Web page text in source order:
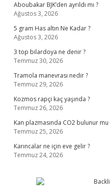
Aboubakar BJK’den ayrıldı mı ?
Ağustos 3, 2026
5 gram Has altın Ne Kadar ?
Ağustos 3, 2026
3 top bilardoya ne denir ?
Temmuz 30, 2026
Tramola manevrası nedir ?
Temmuz 29, 2026
Kozmos rapçi kaç yaşında ?
Temmuz 26, 2026
Kan plazmasında CO2 bulunur mu
Temmuz 25, 2026
Karıncalar ne için eve gelir ?
Temmuz 24, 2026